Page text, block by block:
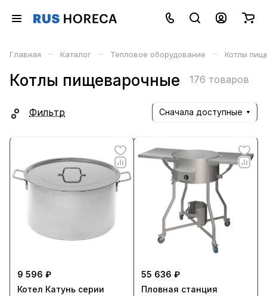
Главная – Каталог – Тепловое оборудование – Котлы
Котлы пищеварочные 176 товаров
Фильтр Сначала доступные
9 596 ₽
Котел Катунь серии
55 636 ₽
Пловная станция